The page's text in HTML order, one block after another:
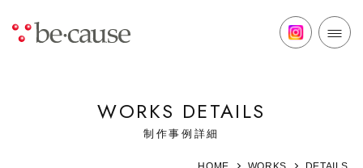
WORKS DETAILS
制作事例詳細